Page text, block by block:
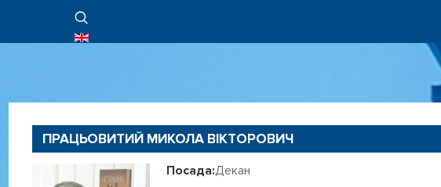
ОБЕРІТЬ СВОЮ МОВУ
Таблиця контактів,
ПРАЦЬОВИТИЙ МИКОЛА ВІКТОРОВИЧ
Посада:Декан